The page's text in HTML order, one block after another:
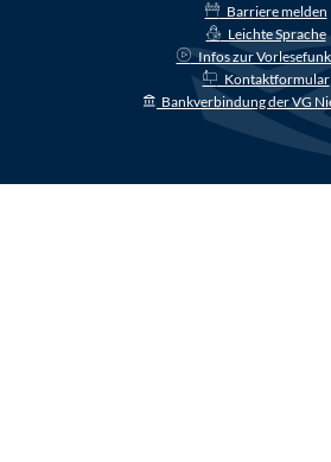
Barriere melden
Leichte Sprache
Infos zur
Kontaktformular
Bankverbindung der VG